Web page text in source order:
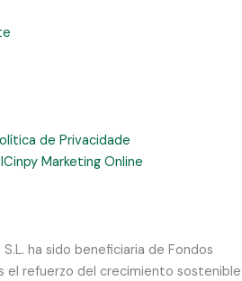
de Privacidade
Cinpy Marketing Online
S.L. ha sido beneficiaria de Fondos
el refuerzo del crecimiento sostenible